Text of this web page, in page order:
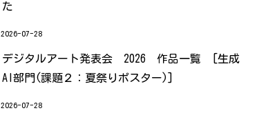
た
2026-07-28
デジタルアート発表会 2026 作品一覧 [生成
AI部門(課題２：夏祭りポスター)]
2026-07-28